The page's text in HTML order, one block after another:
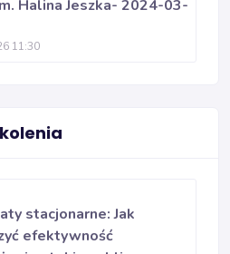
Halina Jeszka- 2024-03-
11:30
stacjonarne: Jak
efektywność